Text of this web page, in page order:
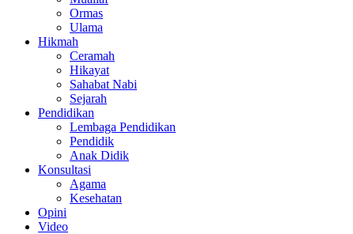
Ormas
Ulama
Hikmah
Ceramah
Hikayat
Sahabat Nabi
Sejarah
Pendidikan
Lembaga Pendidikan
Pendidik
Anak Didik
Konsultasi
Agama
Kesehatan
Opini
Video